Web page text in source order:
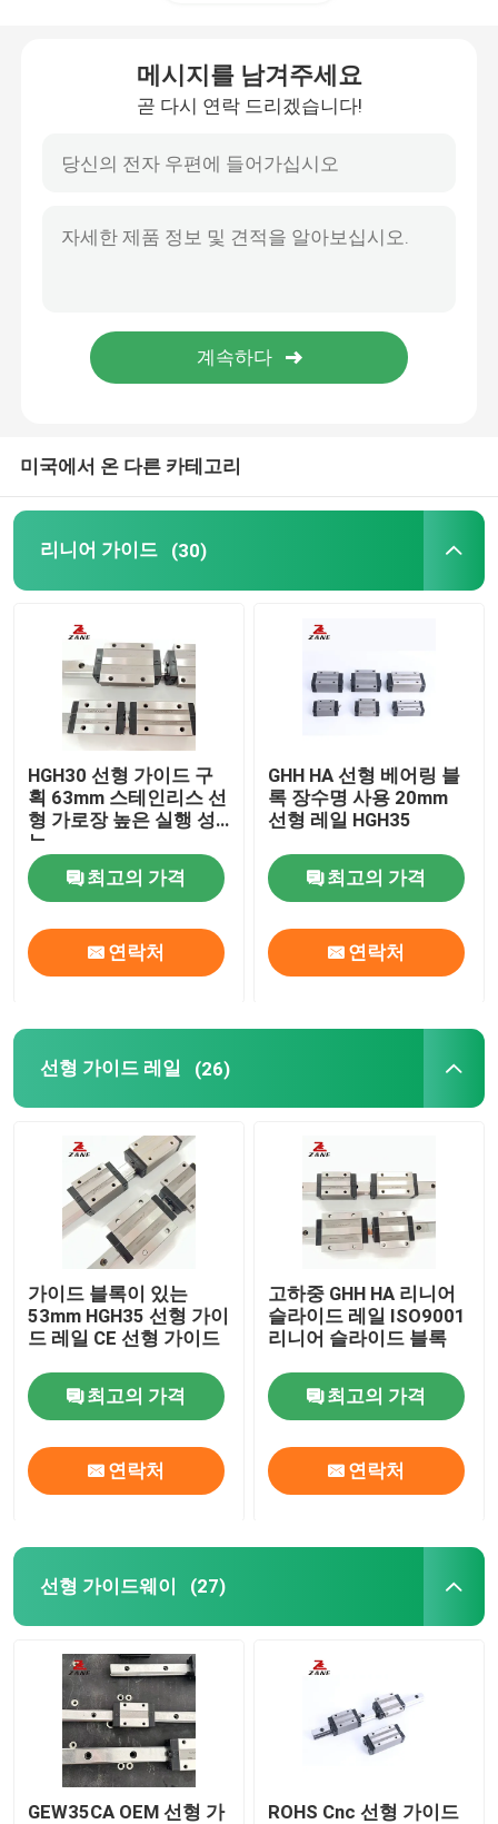
선형 가이드 레일
리니어 가이드 모듈
단일축 작동기
YYC 랙 앤 피니언
볼 스크류 끝점 지지
니데시 시음포 기어박스
선형 가이드 슬라이드
리니어모션가이드
리니어 슬라이드 철도
메시지를 남겨주세요
곧 다시 연락 드리겠습니다!
미국에서 온 다른 카테고리
리니어 가이드 (30)
HGH30 선형 가이드 구
획 63mm 스테인리스 선
형 가로장 높은 실행 성
능
최고의 가격
연락처
GHH HA 선형 베어링 블
록 장수명 사용 20mm
선형 레일 HGH35
최고의 가격
연락처
선형 가이드 레일 (26)
가이드 블록이 있는
53mm HGH35 선형 가이
드 레일 CE 선형 가이드
최고의 가격
연락처
고하중 GHH HA 리니어
슬라이드 레일 ISO9001
리니어 슬라이드 블록
최고의 가격
연락처
선형 가이드웨이 (27)
GEW35CA OEM 선형 가
ROHS Cnc 선형 가이드